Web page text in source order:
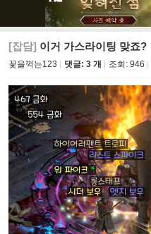
[잡담] 이거 가스라이팅 맞죠?
꽃을꺽는123 댓글: 3 개 조회: 946